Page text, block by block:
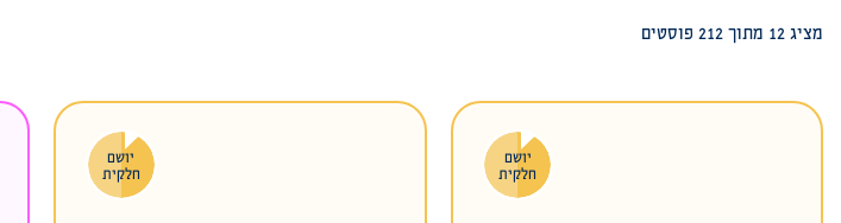
מציג 12 מתוך 212 פוסטים‎‎
יושם
חלקית
יושם
חלקית